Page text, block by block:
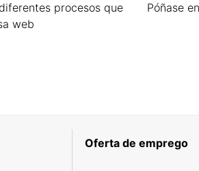
procesos que
web
Póñase
Oferta de emprego